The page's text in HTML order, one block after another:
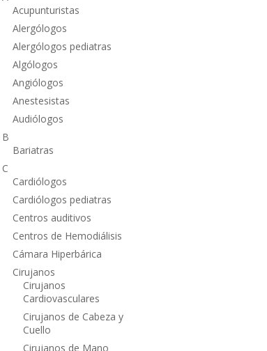
Acupunturistas
Alergólogos
Alergólogos pediatras
Algólogos
Angiólogos
Anestesistas
Audiólogos
B
Bariatras
C
Cardiólogos
Cardiólogos pediatras
Centros auditivos
Centros de Hemodiálisis
Cámara Hiperbárica
Cirujanos
Cirujanos
Cardiovasculares
Cirujanos de Cabeza y
Cuello
Cirujanos de Mano